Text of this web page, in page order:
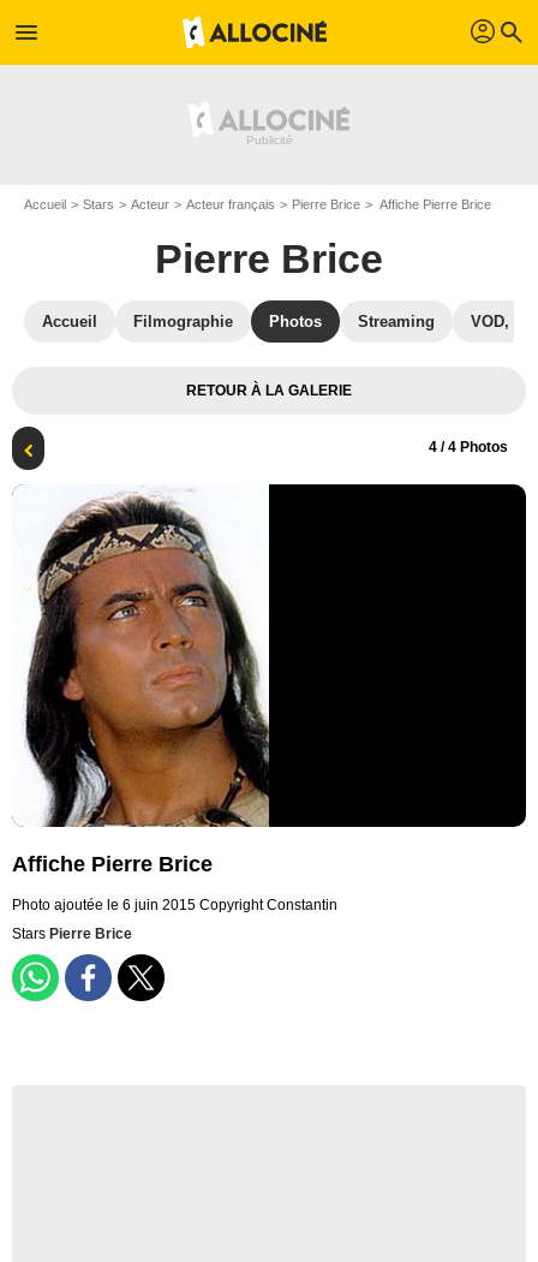
menu profil search
Accueil Stars Acteur Acteur français Pierre Brice Affiche Pierre Brice
Pierre Brice
Accueil Filmographie Photos Streaming VOD,
RETOUR À LA GALERIE
4 / 4 Photos
Affiche Pierre Brice
Photo ajoutée le 6 juin 2015 Copyright Constantin
Stars Pierre Brice